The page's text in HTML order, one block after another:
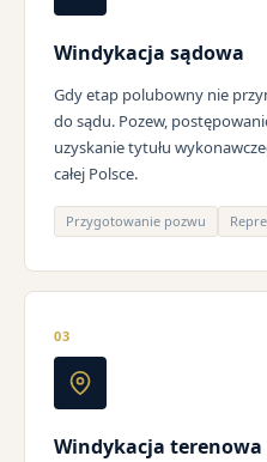
Windykacja sądowa
Gdy etap polubowny nie
do sądu. Pozew,
uzyskanie tytułu
całej Polsce.
Przygotowanie pozwu
03
Windykacja terenowa